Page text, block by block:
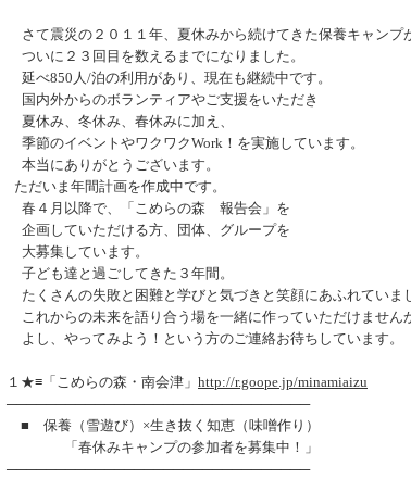
さて震災の２０１１年、夏休みから続けてきた保養キャンプ
ついに２３回目を数えるまでになりました。
延べ850人/泊の利用があり、現在も継続中です。
国内外からのボランティアやご支援をいただき
夏休み、冬休み、春休みに加え、
季節のイベントやワクワクWork！を実施しています。
本当にありがとうございます。
ただいま年間計画を作成中です。
春４月以降で、「こめらの森 報告会」を
企画していただける方、団体、グループを
大募集しています。
子ども達と過ごしてきた３年間。
たくさんの失敗と困難と学びと気づきと笑顔にあふれていま
これからの未来を語り合う場を一緒に作っていただけません
よし、やってみよう！という方のご連絡お待ちしています。
１★≡「こめらの森・南会津」 http://r.goope.jp/minamiaizu
───────────────────────────────
■ 保養（雪遊び）×生き抜く知恵（味噌作り）
「春休みキャンプの参加者を募集中！」
───────────────────────────────